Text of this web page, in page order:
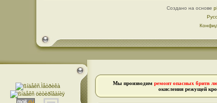
Создано на основе
Мы производим ремонт опасных бритв
окисления режущей